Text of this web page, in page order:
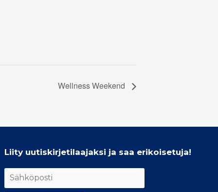
Wellness Weekend
Liity uutiskirjetilaajaksi ja saa erikoisetuja!